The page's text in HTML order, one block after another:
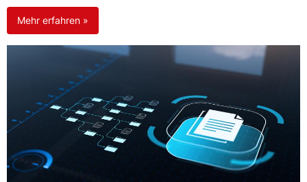
Mehr erfahren »